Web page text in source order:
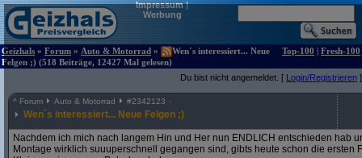
Impressum|
Werbung
Geizhals » Forum » Auto & Motorrad »
Wen´s interessiert... Neue
Felgen ;) (518 Beiträge, 12427 Mal gelesen)
Top-100 | Fresh-100
Du bist nicht angemeldet. [ Login/Registrieren ]
^ Forum Auto & Motorrad #2342123
Wen´s interessiert... Neue Felgen ;)
Nachdem ich mich nach langem Hin und Her nun ENDLICH entschieden hab
Montage wirklich suuuperschnell gegangen sind, gibts heute schon die ersten